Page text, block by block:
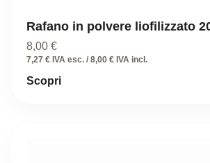
Rafano in polvere liofilizzato
8,00 €
7,27 € IVA esc. / 8,00 € IVA incl.
Scopri